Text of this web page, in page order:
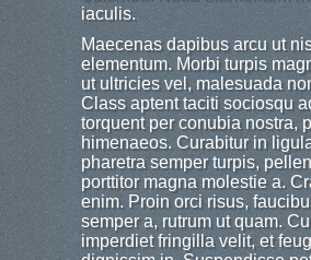
iaculis.
Maecenas dapibus arcu ut
elementum. Morbi turpis
ut ultricies vel, malesuada
Class aptent taciti sociosqu
torquent per conubia nostra,
himenaeos. Curabitur in
pharetra semper turpis,
porttitor magna molestie a.
enim. Proin orci risus,
semper a, rutrum ut quam.
imperdiet fringilla velit, et